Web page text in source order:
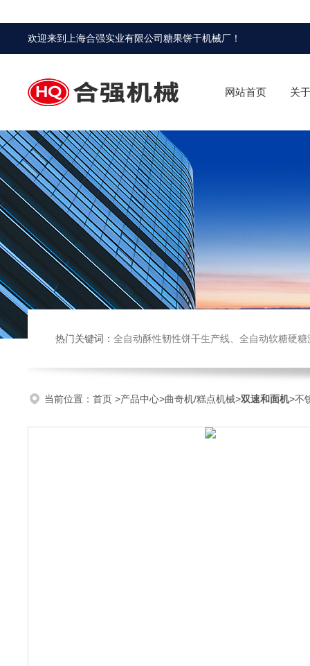
欢迎来到 上海合强实业有限公司糖果饼干机械厂 ！
网站首页 关
热门关键词： 全自动酥性韧性饼干生产线、全自动软糖硬糖浇注生产线、巧克力浇注生产线、桃酥饼干机、多功能曲奇机、热风旋
当前位置： 首页 >产品中心>曲奇机/糕点机械>双速和面机>不